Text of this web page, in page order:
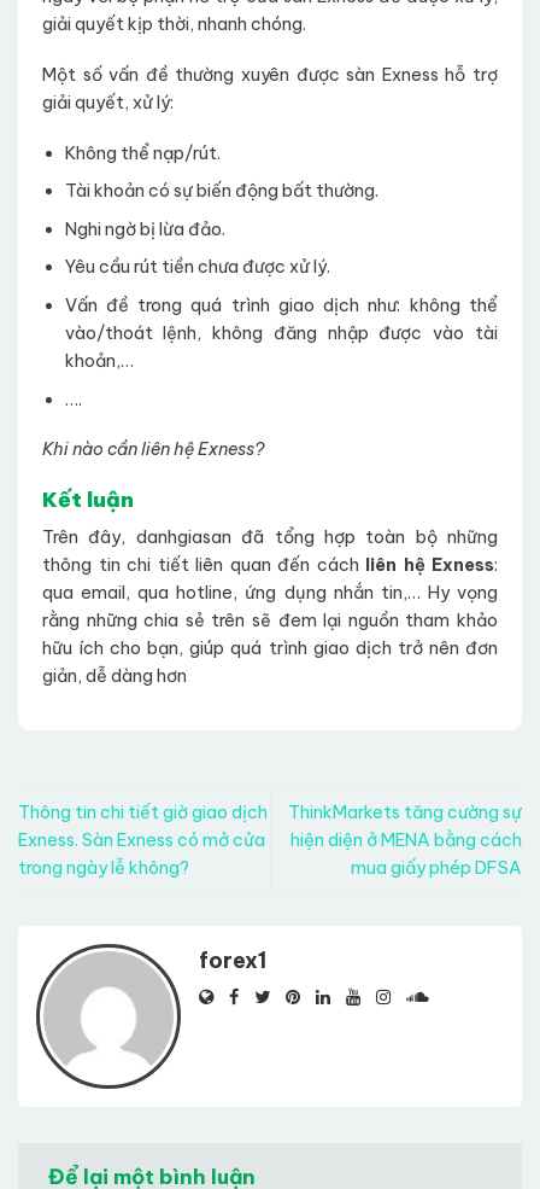
giải quyết kịp thời, nhanh chóng.
Một số vấn đề thường xuyên được sàn Exness hỗ trợ
giải quyết, xử lý:
Không thể nạp/rút.
Tài khoản có sự biến động bất thường.
Nghi ngờ bị lừa đảo.
Yêu cầu rút tiền chưa được xử lý.
Vấn đề trong quá trình giao dịch như: không thể
vào/thoát lệnh, không đăng nhập được vào tài
khoản,…
….
Khi nào cần liên hệ Exness?
Kết luận
Trên đây, danhgiasan đã tổng hợp toàn bộ những
thông tin chi tiết liên quan đến cách liên hệ Exness:
qua email, qua hotline, ứng dụng nhắn tin,… Hy vọng
rằng những chia sẻ trên sẽ đem lại nguồn tham khảo
hữu ích cho bạn, giúp quá trình giao dịch trở nên đơn
giản, dễ dàng hơn
Thông tin chi tiết giờ giao dịch
Exness. Sàn Exness có mở cửa
trong ngày lễ không?
ThinkMarkets tăng cường sự
hiện diện ở MENA bằng cách
mua giấy phép DFSA
forex1
Để lại một bình luận